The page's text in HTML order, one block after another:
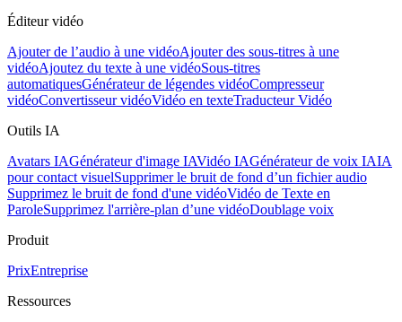
Éditeur vidéo
Ajouter de l’audio à une vidéoAjouter des sous-titres à une
vidéoAjoutez du texte à une vidéoSous-titres
automatiquesGénérateur de légendes vidéoCompresseur
vidéoConvertisseur vidéoVidéo en texteTraducteur Vidéo
Outils IA
Avatars IAGénérateur d'image IAVidéo IAGénérateur de voix IAIA
pour contact visuelSupprimer le bruit de fond d’un fichier audio
Supprimez le bruit de fond d'une vidéoVidéo de Texte en
ParoleSupprimez l'arrière-plan d’une vidéoDoublage voix
Produit
PrixEntreprise
Ressources